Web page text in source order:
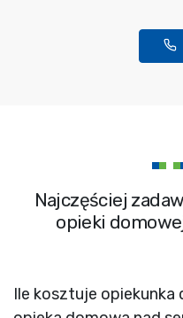
Najczęściej
opieki
Ile kosztuje